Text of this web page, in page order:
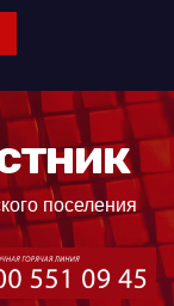
поселения